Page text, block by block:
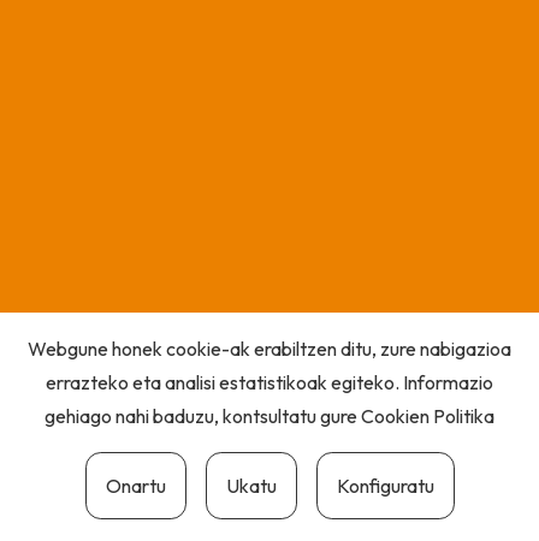
Webgune honek cookie-ak erabiltzen ditu, zure nabigazioa
errazteko eta analisi estatistikoak egiteko. Informazio
gehiago nahi baduzu, kontsultatu gureCookien Politika
Onartu Ukatu Konfiguratu